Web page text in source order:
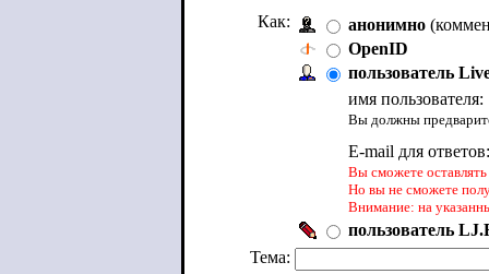
Как: анонимно
OpenID
пользователь
имя пользователя:
Вы должны
E-mail для
Вы сможете
Но вы не сможете
Внимание: на
пользователь
Тема: